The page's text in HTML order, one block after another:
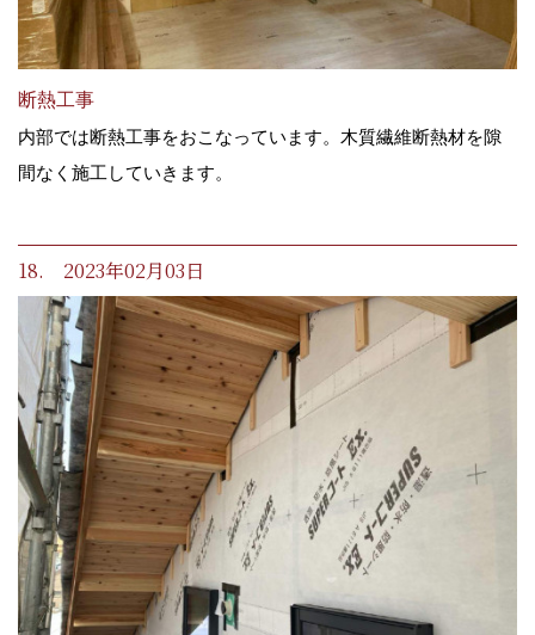
断熱工事
内部では断熱工事をおこなっています。木質繊維断熱材を隙
間なく施工していきます。
18. 2023年02月03日